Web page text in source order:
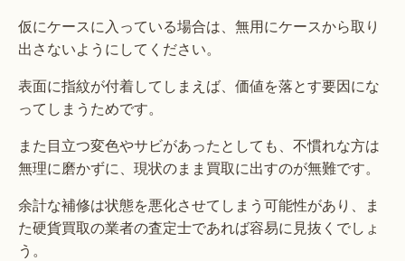
仮にケースに入っている場合は、無用にケースから取り
出さないようにしてください。
表面に指紋が付着してしまえば、価値を落とす要因にな
ってしまうためです。
また目立つ変色やサビがあったとしても、不慣れな方は
無理に磨かずに、現状のまま買取に出すのが無難です。
余計な補修は状態を悪化させてしまう可能性があり、ま
た硬貨買取の業者の査定士であれば容易に見抜くでしょ
う。